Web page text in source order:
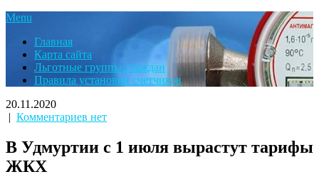
Menu
Главная
Карта сайта
Льготные группы граждан
Правила установки счетчиков
20.11.2020
| Комментариев нет
В Удмуртии с 1 июля вырастут тарифы
ЖКХ